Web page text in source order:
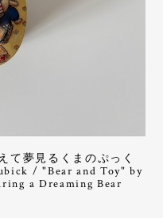
て夢見るくまのぷっく
/ "Bear and Toy" by
a Dreaming Bear